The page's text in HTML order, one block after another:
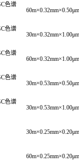
色谱
60m×0.32mm×0.50μm
色谱
30m×0.32mm×1.00μm
色谱
60m×0.32mm×1.00μm
色谱
30m×0.53mm×0.50μm
色谱
30m×0.53mm×1.00μm
30m×0.25mm×0.20μm
60m×0.25mm×0.20μm